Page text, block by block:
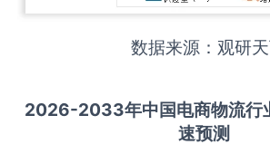
数据来源：观研
2026-2033年中国电商物流行
速预测